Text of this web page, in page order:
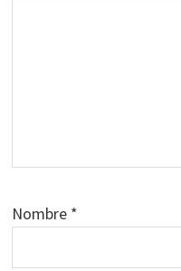
Nombre *